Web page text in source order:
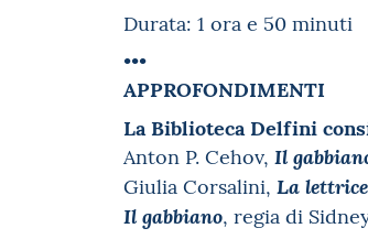
Durata: 1 ora e 50 minuti
•••
APPROFONDIMENTI
La Biblioteca Delfini
Anton P. Cehov, Il
Giulia Corsalini, La
Il gabbiano, regia di